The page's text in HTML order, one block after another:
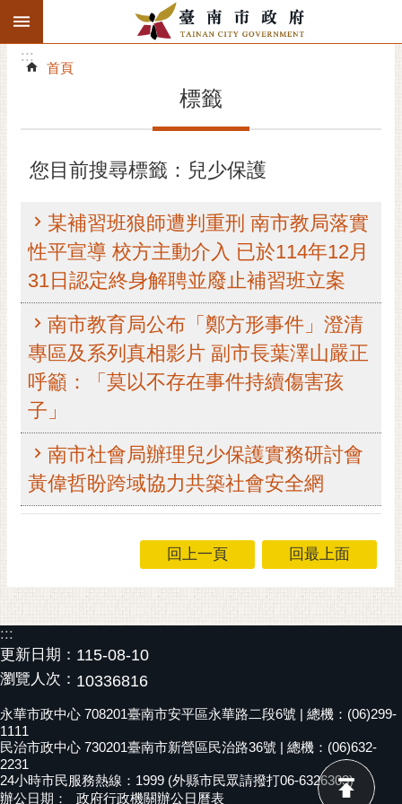
跳到主要內容區塊
搜
階
精彩府城
市府團隊
主題服務
市政資訊
市民互動
螢
桐
花
網
站
導
覽
訂
:::
:::
首頁
標籤
您目前搜尋標籤：兒少保護
某補習班狼師遭判重刑 南市教局落實
性平宣導 校方主動介入 已於114年12月
31日認定終身解聘並廢止補習班立案
南市教育局公布「鄭方形事件」澄清
專區及系列真相影片 副市長葉澤山嚴正
呼籲：「莫以不存在事件持續傷害孩
子」
南市社會局辦理兒少保護實務研討會
黃偉哲盼跨域協力共築社會安全網
回上一頁 回最上面
:::
更新日期： 115-08-10
瀏覽人次： 10336816
永華市政中心 708201臺南市安平區永華路二段6號 | 總機：(06)299-
1111
民治市政中心 730201臺南市新營區民治路36號 | 總機：(06)632-
2231
24小時市民服務熱線：1999 (外縣市民眾請撥打06-6326303)
辦公日期：
政府行政機關辦公日曆表